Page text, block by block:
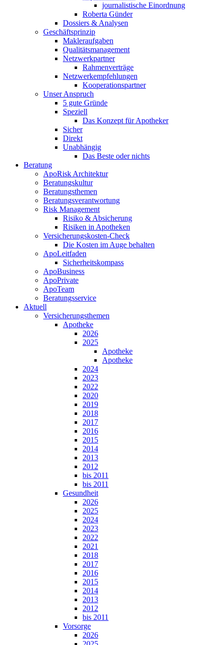
journalistische Einordnung
Roberta Günder
Dossiers & Analysen
Geschäftsprinzip
Makleraufgaben
Qualitätsmanagement
Netzwerkpartner
Rahmenverträge
Netzwerkempfehlungen
Kooperationspartner
Unser Anspruch
5 gute Gründe
Speziell
Das Konzept für Apotheker
Sicher
Direkt
Unabhängig
Das Beste oder nichts
Beratung
ApoRisk Architektur
Beratungskultur
Beratungsthemen
Beratungsverantwortung
Risk Management
Risiko & Absicherung
Risiken in Apotheken
Versicherungskosten-Check
Die Kosten im Auge behalten
ApoLeitfaden
Sicherheitskompass
ApoBusiness
ApoPrivate
ApoTeam
Beratungsservice
Aktuell
Versicherungsthemen
Apotheke
2026
2025
Apotheke
Apotheke
2024
2023
2022
2020
2019
2018
2017
2016
2015
2014
2013
2012
bis 2011
bis 2011
Gesundheit
2026
2025
2024
2023
2022
2021
2018
2017
2016
2015
2014
2013
2012
bis 2011
Vorsorge
2026